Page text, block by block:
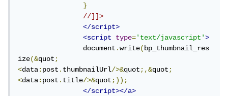
}
//]]>
</script>
<script
type='text/javascript'>
		document
.write(bp_thumbnail_res
ize(&quot;
<data:post.thumbnailUrl/>&quot;,&quot;
<data:post.title/>&quot;));
</script></a>